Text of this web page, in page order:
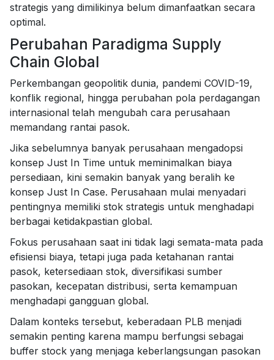
strategis yang dimilikinya belum dimanfaatkan secara
optimal.
Perubahan Paradigma Supply
Chain Global
Perkembangan geopolitik dunia, pandemi COVID-19,
konflik regional, hingga perubahan pola perdagangan
internasional telah mengubah cara perusahaan
memandang rantai pasok.
Jika sebelumnya banyak perusahaan mengadopsi
konsep Just In Time untuk meminimalkan biaya
persediaan, kini semakin banyak yang beralih ke
konsep Just In Case. Perusahaan mulai menyadari
pentingnya memiliki stok strategis untuk menghadapi
berbagai ketidakpastian global.
Fokus perusahaan saat ini tidak lagi semata-mata pada
efisiensi biaya, tetapi juga pada ketahanan rantai
pasok, ketersediaan stok, diversifikasi sumber
pasokan, kecepatan distribusi, serta kemampuan
menghadapi gangguan global.
Dalam konteks tersebut, keberadaan PLB menjadi
semakin penting karena mampu berfungsi sebagai
buffer stock yang menjaga keberlangsungan pasokan